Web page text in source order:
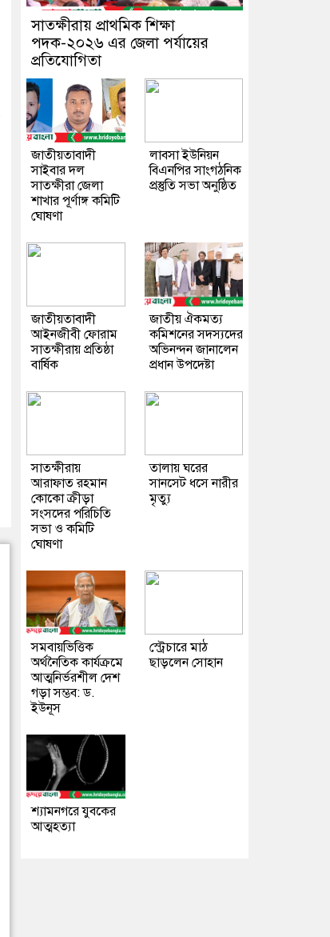
সাতক্ষীরায় প্রাথমিক শিক্ষা
পদক-২০২৬ এর জেলা পর্যায়ের
প্রতিযোগিতা
জাতীয়তাবাদী
সাইবার দল
সাতক্ষীরা জেলা
শাখার পূর্ণাঙ্গ কমিটি
ঘোষণা
লাবসা ইউনিয়ন
বিএনপির সাংগঠনিক
প্রস্তুতি সভা অনুষ্ঠিত
জাতীয়তাবাদী
আইনজীবী ফোরাম
সাতক্ষীরায় প্রতিষ্ঠা
বার্ষিক
জাতীয় ঐকমত্য
কমিশনের সদস্যদের
অভিনন্দন জানালেন
প্রধান উপদেষ্টা
সাতক্ষীরায়
আরাফাত রহমান
কোকো ক্রীড়া
সংসদের পরিচিতি
সভা ও কমিটি
ঘোষণা
তালায় ঘরের
সানসেট ধসে নারীর
মৃত্যু
সমবায়ভিত্তিক
অর্থনৈতিক কার্যক্রমে
আত্মনির্ভরশীল দেশ
গড়া সম্ভব: ড.
ইউনূস
স্ট্রেচারে মাঠ
ছাড়লেন সোহান
শ্যামনগরে যুবকের
আত্মহত্যা